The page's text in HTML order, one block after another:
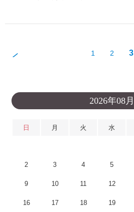
1 2 3
2026年08月
日 月 火 水
2 3 4 5
9 10 11 12
16 17 18 19